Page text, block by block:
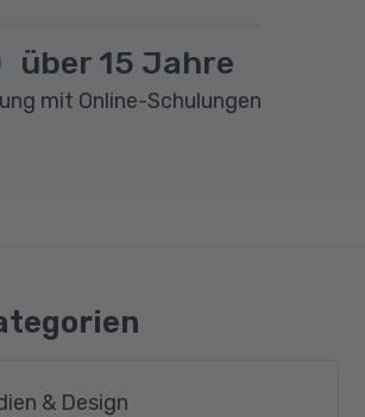
über 15 Jahre
mit Online-Schulungen
& Design